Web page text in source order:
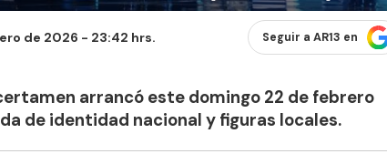
de 2026 - 23:42 hrs. Seguir a AR13 en
arrancó este domingo 22 de febrero
de identidad nacional y figuras locales.